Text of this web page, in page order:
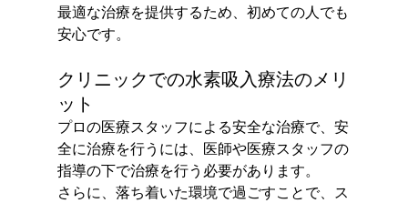
最適な治療を提供するため、初めての人でも
安心です。
クリニックでの水素吸入療法のメリ
ット
プロの医療スタッフによる安全な治療で、安
全に治療を行うには、医師や医療スタッフの
指導の下で治療を行う必要があります。
さらに、落ち着いた環境で過ごすことで、ス